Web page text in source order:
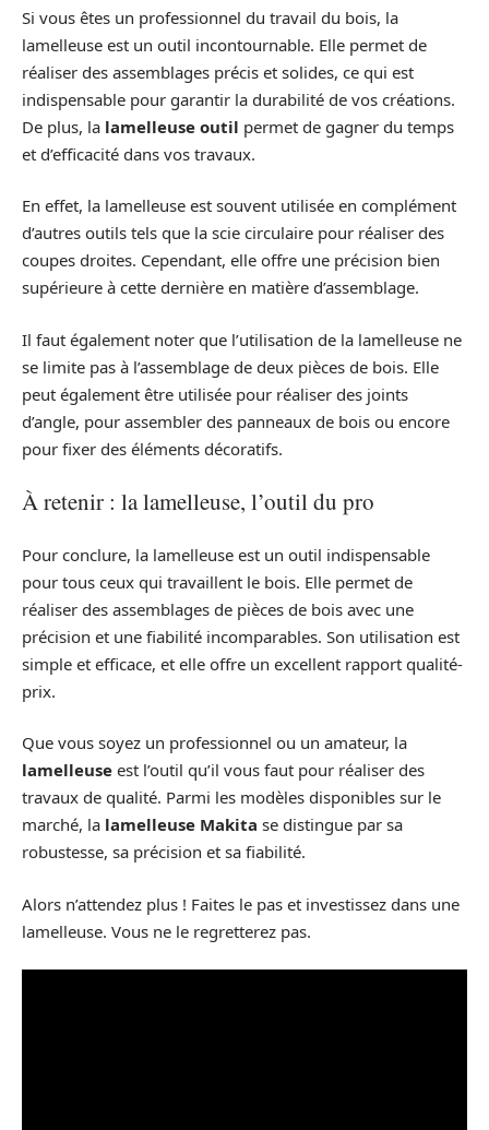
Si vous êtes un professionnel du travail du bois, la
lamelleuse est un outil incontournable. Elle permet de
réaliser des assemblages précis et solides, ce qui est
indispensable pour garantir la durabilité de vos créations.
De plus, la lamelleuse outil permet de gagner du temps
et d’efficacité dans vos travaux.
En effet, la lamelleuse est souvent utilisée en complément
d’autres outils tels que la scie circulaire pour réaliser des
coupes droites. Cependant, elle offre une précision bien
supérieure à cette dernière en matière d’assemblage.
Il faut également noter que l’utilisation de la lamelleuse ne
se limite pas à l’assemblage de deux pièces de bois. Elle
peut également être utilisée pour réaliser des joints
d’angle, pour assembler des panneaux de bois ou encore
pour fixer des éléments décoratifs.
À retenir : la lamelleuse, l’outil du pro
Pour conclure, la lamelleuse est un outil indispensable
pour tous ceux qui travaillent le bois. Elle permet de
réaliser des assemblages de pièces de bois avec une
précision et une fiabilité incomparables. Son utilisation est
simple et efficace, et elle offre un excellent rapport qualité-
prix.
Que vous soyez un professionnel ou un amateur, la
lamelleuse est l’outil qu’il vous faut pour réaliser des
travaux de qualité. Parmi les modèles disponibles sur le
marché, la lamelleuse Makita se distingue par sa
robustesse, sa précision et sa fiabilité.
Alors n’attendez plus ! Faites le pas et investissez dans une
lamelleuse. Vous ne le regretterez pas.